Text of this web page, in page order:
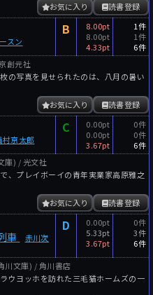
読書登録
お気に入り
スン
B
8.00pt
8.00pt
4.33pt
1件
1件
6件
創元社
の写真を見せられたのは、八月の暑い
読書登録
お気に入り
村京太郎
C
0.00pt
0.00pt
3.67pt
0件
0件
6件
庫) / 光文社
、プレイボーイの青年実業家高原雅之
読書登録
お気に入り
車
赤川次
D
0.00pt
5.33pt
3.67pt
0件
3件
6件
川文庫) / 角川書店
ウヨッホを訪れた三毛猫ホームズの一